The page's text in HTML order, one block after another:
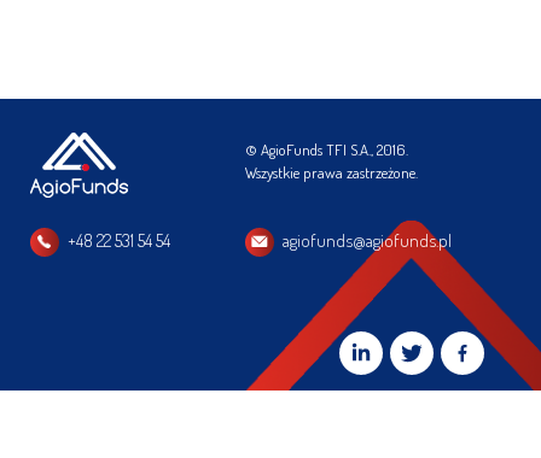
© AgioFunds TFI S.A., 2016.
Wszystkie prawa zastrzeżone.
+48 22 531 54 54 agiofunds@agiofunds.pl